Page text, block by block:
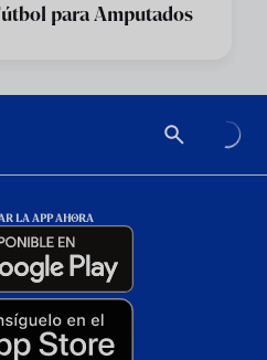
para Amputados
LA APP AHORA